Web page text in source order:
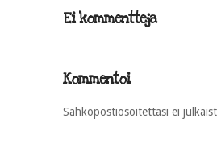
Ei kommentteja
Kommentoi
Sähköpostiosoitettasi ei